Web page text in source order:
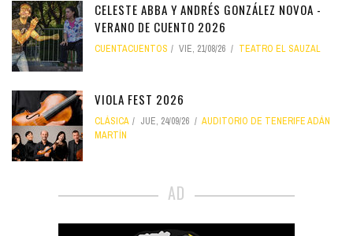
CELESTE ABBA Y ANDRÉS GONZÁLEZ NOVOA -
VERANO DE CUENTO 2026
CUENTACUENTOS VIE, 21/08/26 TEATRO EL SAUZAL
VIOLA FEST 2026
CLÁSICA JUE, 24/09/26
AUDITORIO DE TENERIFE ADÁN
MARTÍN
AD